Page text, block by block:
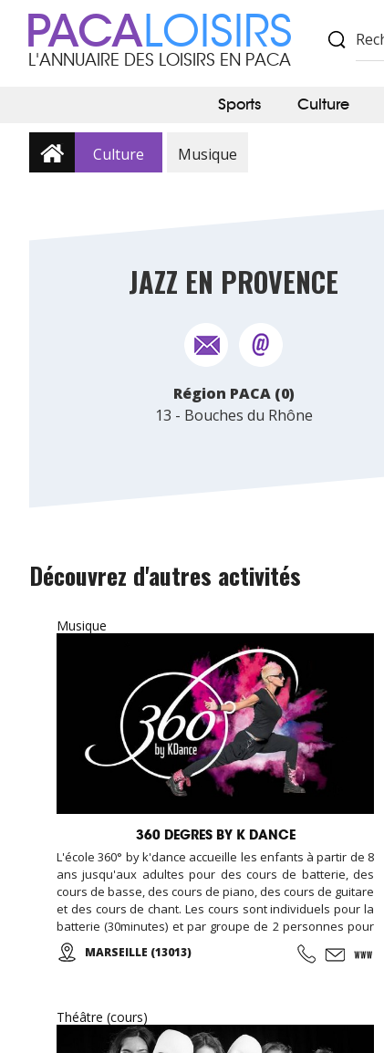
PACALOISIRS
L'ANNUAIRE DES LOISIRS EN PACA
Sports Culture
Culture Musique
JAZZ EN PROVENCE
Région PACA (0)
13 - Bouches du Rhône
Découvrez d'autres activités
Musique
360 DEGRES BY K DANCE
L'école 360° by k'dance accueille les enfants à partir de 8
ans jusqu'aux adultes pour des cours de batterie, des
cours de basse, des cours de piano, des cours de guitare
et des cours de chant. Les cours sont individuels pour la
batterie (30minutes) et par groupe de 2 personnes pour
les autres instruments (45 minutes), le chant se pratique
en cours collectif (1 heure). Notre approche pédagogique
dans un premier temps.
MARSEILLE (13013)
Théâtre (cours)